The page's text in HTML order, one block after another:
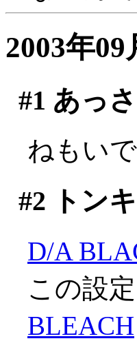
2003年09
#1 あっ
ねもい
#2 トン
D/A
この設
BLEACH